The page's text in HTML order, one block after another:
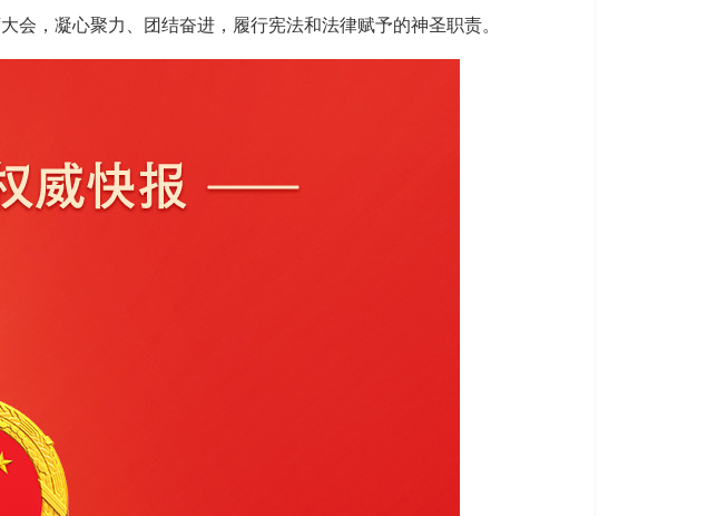
，凝心聚力、团结奋进，履行宪法和法律赋予的神圣职责。